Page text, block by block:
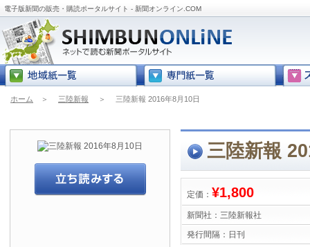
電子版新聞の販売・購読ポータルサイト - 新聞オンライン.COM
ホーム ＞ 三陸新報 ＞ 三陸新報 2016年8月10日
三陸新報
定価： ¥1,800
新聞社： 三陸新報社
発行間隔： 日刊